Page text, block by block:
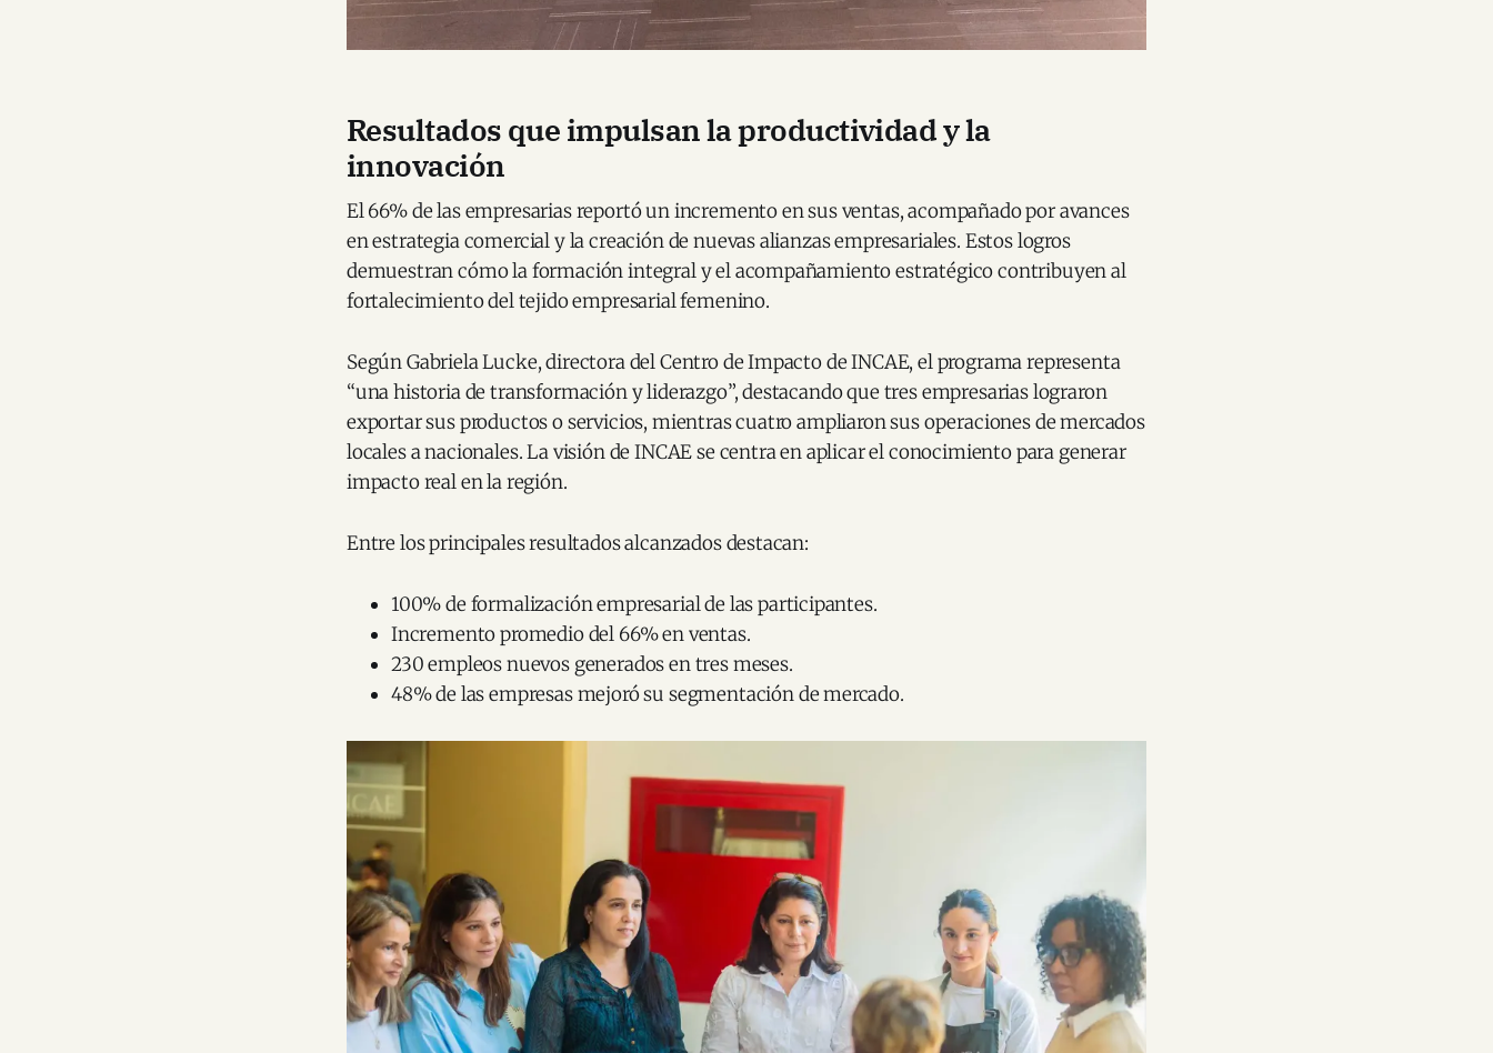
Resultados que impulsan la productividad y la
innovación
El 66% de las empresarias reportó un incremento en sus ventas, acompañado por avances
en estrategia comercial y la creación de nuevas alianzas empresariales. Estos logros
demuestran cómo la formación integral y el acompañamiento estratégico contribuyen al
fortalecimiento del tejido empresarial femenino.
Según Gabriela Lucke, directora del Centro de Impacto de INCAE, el programa representa
“una historia de transformación y liderazgo”, destacando que tres empresarias lograron
exportar sus productos o servicios, mientras cuatro ampliaron sus operaciones de mercados
locales a nacionales. La visión de INCAE se centra en aplicar el conocimiento para generar
impacto real en la región.
Entre los principales resultados alcanzados destacan:
100% de formalización empresarial de las participantes.
Incremento promedio del 66% en ventas.
230 empleos nuevos generados en tres meses.
48% de las empresas mejoró su segmentación de mercado.